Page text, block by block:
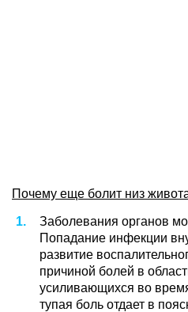
Почему еще болит низ
Заболевания органов
Попадание инфекции
развитие
причиной болей в
усиливающихся во
тупая боль отдает в